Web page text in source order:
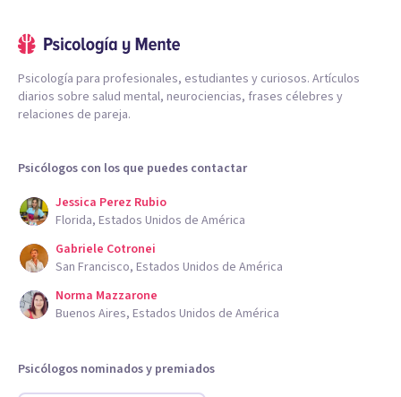
Psicología para profesionales, estudiantes y curiosos. Artículos
diarios sobre salud mental, neurociencias, frases célebres y
relaciones de pareja.
Psicólogos con los que puedes contactar
Jessica Perez Rubio
Florida, Estados Unidos de América
Gabriele Cotronei
San Francisco, Estados Unidos de América
Norma Mazzarone
Buenos Aires, Estados Unidos de América
Psicólogos nominados y premiados